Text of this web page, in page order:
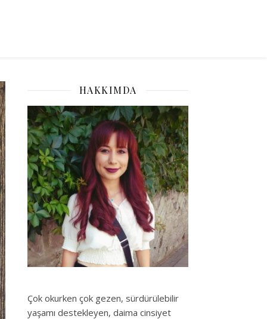
HAKKIMDA
Çok okurken çok gezen, sürdürülebilir
yaşamı destekleyen, daima cinsiyet